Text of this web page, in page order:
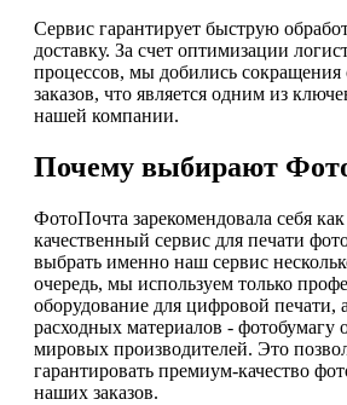
Сервис гарантирует быструю
доставку. За счет оптимизации
процессов, мы добились сокращения
заказов, что является одним из
нашей компании.
Почему выбирают
ФотоПочта зарекомендовала себя
качественный сервис для печати
выбрать именно наш сервис
очередь, мы используем только
оборудование для цифровой печати,
расходных материалов - фотобумагу
мировых производителей. Это
гарантировать премиум-качество
наших заказов.